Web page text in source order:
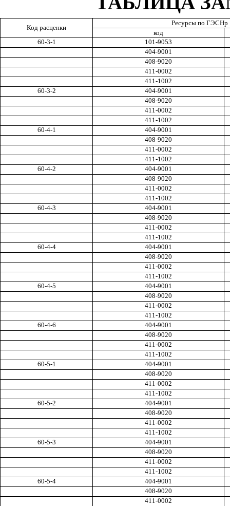
Код расценки
Ресурсы по ГЭСНр
код
60-3-1
101-9053
404-9001
408-9020
411-0002
411-1002
60-3-2
404-9001
408-9020
411-0002
411-1002
60-4-1
404-9001
408-9020
411-0002
411-1002
60-4-2
404-9001
408-9020
411-0002
411-1002
60-4-3
404-9001
408-9020
411-0002
411-1002
60-4-4
404-9001
408-9020
411-0002
411-1002
60-4-5
404-9001
408-9020
411-0002
411-1002
60-4-6
404-9001
408-9020
411-0002
411-1002
60-5-1
404-9001
408-9020
411-0002
411-1002
60-5-2
404-9001
408-9020
411-0002
411-1002
60-5-3
404-9001
408-9020
411-0002
411-1002
60-5-4
404-9001
408-9020
411-0002